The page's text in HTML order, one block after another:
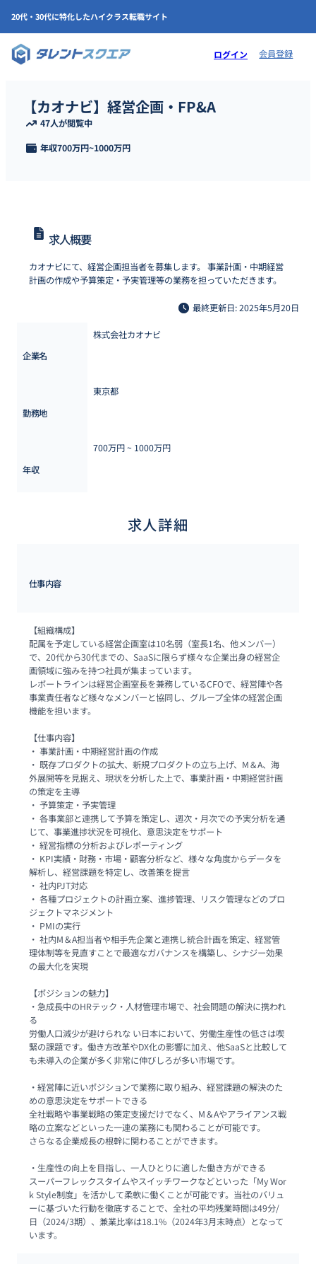
20代・30代に特化したハイクラス転職サイト
ログイン 会員登録
【カオナビ】経営企画・FP&A
47人が閲覧中
年収700万円~1000万円
求人概要
カオナビにて、経営企画担当者を募集します。 事業計画・中期経営
計画の作成や予算策定・予実管理等の業務を担っていただきます。
最終更新日: 2025年5月20日
企業名
株式会社カオナビ
勤務地
東京都
年収
700万円 ~ 1000万円
求人詳細
仕事内容
【組織構成】
配属を予定している経営企画室は10名弱（室長1名、他メンバー）
で、20代から30代までの、SaaSに限らず様々な企業出身の経営企
画領域に強みを持つ社員が集まっています。
レポートラインは経営企画室長を兼務しているCFOで、経営陣や各
事業責任者など様々なメンバーと協同し、グループ全体の経営企画
機能を担います。
【仕事内容】
・ 事業計画・中期経営計画の作成
・ 既存プロダクトの拡大、新規プロダクトの立ち上げ、M＆A、海
外展開等を見据え、現状を分析した上で、事業計画・中期経営計画
の策定を主導
・ 予算策定・予実管理
・ 各事業部と連携して予算を策定し、週次・月次での予実分析を通
じて、事業進捗状況を可視化、意思決定をサポート
・ 経営指標の分析およびレポーティング
・ KPI実績・財務・市場・顧客分析など、様々な角度からデータを
解析し、経営課題を特定し、改善策を提言
・ 社内PJT対応
・ 各種プロジェクトの計画立案、進捗管理、リスク管理などのプロ
ジェクトマネジメント
・ PMIの実行
・ 社内M＆A担当者や相手先企業と連携し統合計画を策定、経営管
理体制等を見直すことで最適なガバナンスを構築し、シナジー効果
の最大化を実現
【ポジションの魅力】
・急成長中のHRテック・人材管理市場で、社会問題の解決に携われ
る
労働人口減少が避けられな い日本において、労働生産性の低さは喫
緊の課題です。働き方改革やDX化の影響に加え、他SaaSと比較して
も未導入の企業が多く非常に伸びしろが多い市場です。
・経営陣に近いポジションで業務に取り組み、経営課題の解決のた
めの意思決定をサポートできる
全社戦略や事業戦略の策定支援だけでなく、M＆Aやアライアンス戦
略の立案などといった一連の業務にも関わることが可能です。
さらなる企業成長の根幹に関わることができます。
・生産性の向上を目指し、一人ひとりに適した働き方ができる
スーパーフレックスタイムやスイッチワークなどといった「My Wor
k Style制度」を活かして柔軟に働くことが可能です。当社のバリュ
ーに基づいた行動を徹底することで、全社の平均残業時間は49分/
日（2024/3期）、兼業比率は18.1%（2024年3月末時点）となって
います。